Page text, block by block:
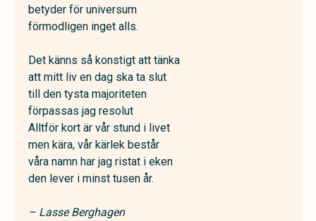
betyder för universum
förmodligen inget alls.
Det känns så konstigt att tänka
att mitt liv en dag ska ta slut
till den tysta majoriteten
förpassas jag resolut
Alltför kort är vår stund i livet
men kära, vår kärlek består
våra namn har jag ristat i eken
den lever i minst tusen år.
– Lasse Berghagen